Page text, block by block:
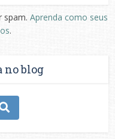
spam.Aprenda como seus
.
no blog